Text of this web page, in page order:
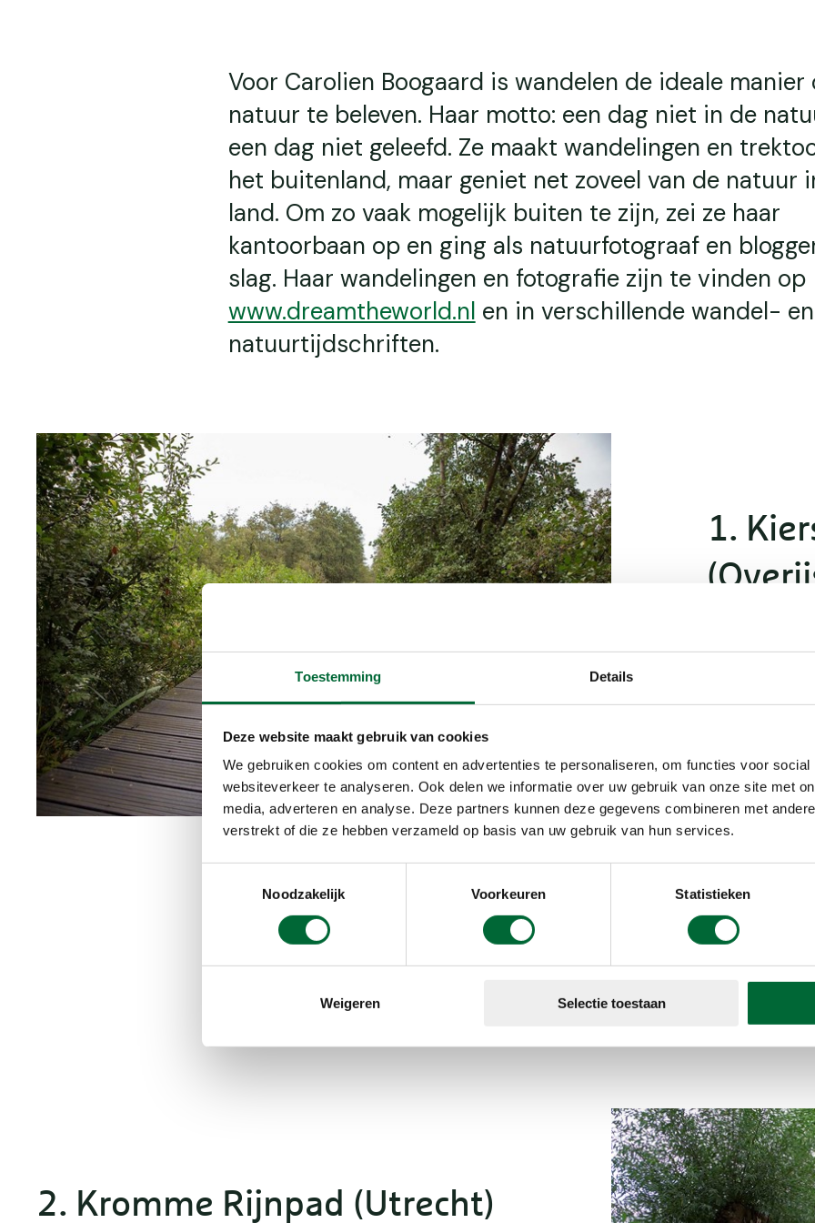
Toestemming Details
Deze website maakt gebruik van cookies
We gebruiken cookies om content en advertenties te personaliseren, om functies voor
websiteverkeer te analyseren. Ook delen we informatie over uw gebruik van onze site met
media, adverteren en analyse. Deze partners kunnen deze gegevens combineren met
verstrekt of die ze hebben verzameld op basis van uw gebruik van hun services.
Noodzakelijk
Voorkeuren Statistieken
Weigeren Selectie toestaan
Voor Carolien Boogaard is wandelen de ideale manier
natuur te beleven. Haar motto: een dag niet in de
een dag niet geleefd. Ze maakt wandelingen en
het buitenland, maar geniet net zoveel van de natuur
land. Om zo vaak mogelijk buiten te zijn, zei ze haar
kantoorbaan op en ging als natuurfotograaf en
slag. Haar wandelingen en fotografie zijn te vinden op
www.dreamtheworld.nl en in verschillende wandel- en
natuurtijdschriften.
1.
takken
is hier
vol
Het is een
de vegetatie
Wieden. De
de Lozedijk
van 2, 4 of 5
2. Kromme Rijnpad (Utrecht)